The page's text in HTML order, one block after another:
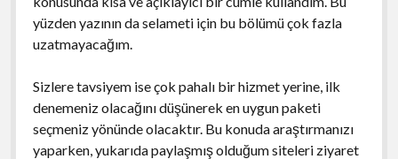
yüzden yazının da selameti için bu bölümü çok fazla
uzatmayacağım.
Sizlere tavsiyem ise çok pahalı bir hizmet yerine, ilk
denemeniz olacağını düşünerek en uygun paketi
seçmeniz yönünde olacaktır. Bu konuda araştırmanızı
yaparken, yukarıda paylaşmış olduğum siteleri ziyaret